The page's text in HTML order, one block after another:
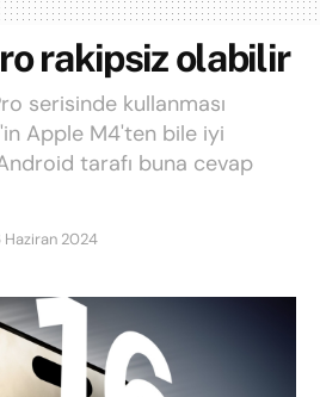
rakipsiz olabilir
serisinde kullanması
Apple M4'ten bile iyi
tarafı buna cevap
Haziran 2024